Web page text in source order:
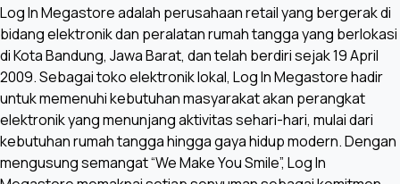
Log In Megastore adalah perusahaan retail yang bergerak di
bidang elektronik dan peralatan rumah tangga yang berlokasi
di Kota Bandung, Jawa Barat, dan telah berdiri sejak 19 April
2009. Sebagai toko elektronik lokal, Log In Megastore hadir
untuk memenuhi kebutuhan masyarakat akan perangkat
elektronik yang menunjang aktivitas sehari-hari, mulai dari
kebutuhan rumah tangga hingga gaya hidup modern. Dengan
mengusung semangat “We Make You Smile”, Log In